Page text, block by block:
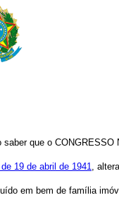
saber que o
19 de abril de 1941,
em bem de família